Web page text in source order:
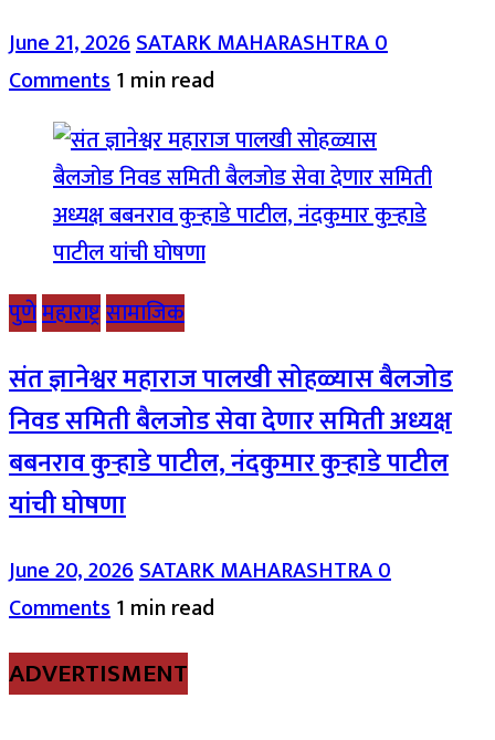
June 21, 2026SATARK MAHARASHTRA0
Comments1 min read
पुणेमहाराष्ट्रसामाजिक
संत ज्ञानेश्वर महाराज पालखी सोहळ्यास बैलजोड
निवड समिती बैलजोड सेवा देणार समिती अध्यक्ष
बबनराव कुऱ्हाडे पाटील, नंदकुमार कुऱ्हाडे पाटील
यांची घोषणा
June 20, 2026SATARK MAHARASHTRA0
Comments1 min read
ADVERTISMENT